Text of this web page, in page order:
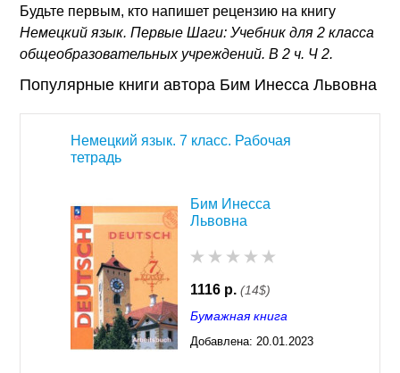
Будьте первым, кто напишет рецензию на книгу
Немецкий язык. Первые Шаги: Учебник для 2 класса
общеобразовательных учреждений. В 2 ч. Ч 2.
Популярные книги автора Бим Инесса Львовна
Немецкий язык. 7 класс. Рабочая
тетрадь
Бим Инесса
Львовна
1116 р. (14$)
Бумажная книга
Добавлена: 20.01.2023